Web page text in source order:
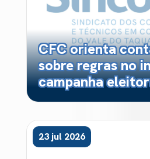
CFC orienta
sobre regras no
campanha
23 jul 2026